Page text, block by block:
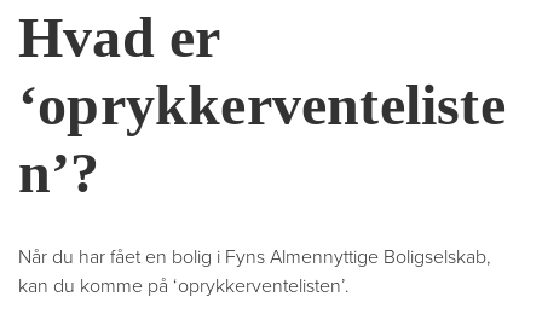
Hvad er
‘oprykkerventeliste
n’?
Når du har fået en bolig i Fyns Almennyttige Boligselskab,
kan du komme på ‘oprykkerventelisten’.